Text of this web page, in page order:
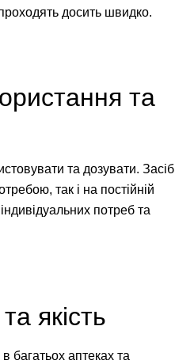
досить швидко.
та
та дозувати. Засіб
так і на постійній
потреб та
якість
багатьох аптеках та